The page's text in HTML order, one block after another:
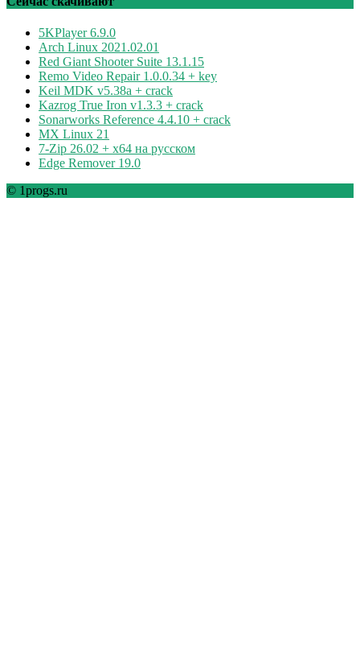
5KPlayer 6.9.0
Arch Linux 2021.02.01
Red Giant Shooter Suite 13.1.15
Remo Video Repair 1.0.0.34 + key
Keil MDK v5.38a + crack
Kazrog True Iron v1.3.3 + crack
Sonarworks Reference 4.4.10 + crack
MX Linux 21
7-Zip 26.02 + x64 на русском
Edge Remover 19.0
© 1progs.ru